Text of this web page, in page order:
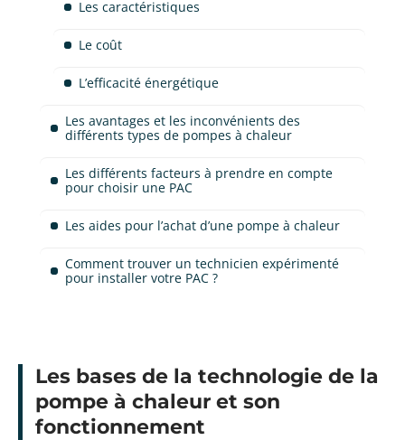
Les caractéristiques
Le coût
L’efficacité énergétique
Les avantages et les inconvénients des
différents types de pompes à chaleur
Les différents facteurs à prendre en compte
pour choisir une PAC
Les aides pour l’achat d’une pompe à chaleur
Comment trouver un technicien expérimenté
pour installer votre PAC ?
Les bases de la technologie de la
pompe à chaleur et son
fonctionnement